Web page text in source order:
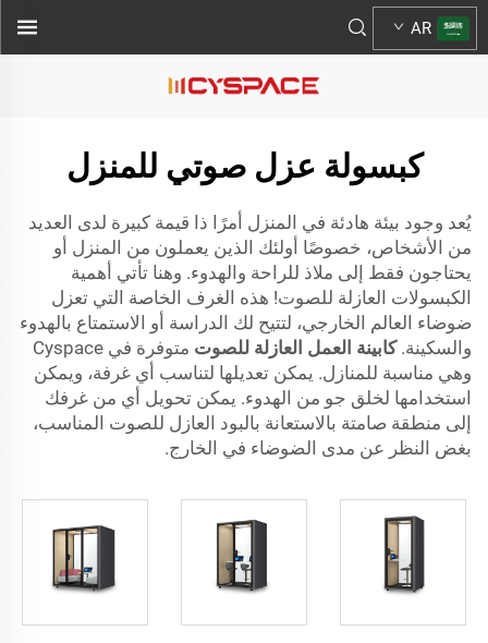
AR
كبسولة عزل صوتي للمنزل
يُعد وجود بيئة هادئة في المنزل أمرًا ذا قيمة كبيرة لدى العديد
من الأشخاص، خصوصًا أولئك الذين يعملون من المنزل أو
يحتاجون فقط إلى ملاذ للراحة والهدوء. وهنا تأتي أهمية
الكبسولات العازلة للصوت! هذه الغرف الخاصة التي تعزل
ضوضاء العالم الخارجي، لتتيح لك الدراسة أو الاستمتاع بالهدوء
والسكينة.كابينة العمل العازلة للصوت
متوفرة في Cyspace
وهي مناسبة للمنازل. يمكن تعديلها لتناسب أي غرفة، ويمكن
استخدامها لخلق جو من الهدوء. يمكن تحويل أي من غرفك
إلى منطقة صامتة بالاستعانة بالبود العازل للصوت المناسب،
بغض النظر عن مدى الضوضاء في الخارج.